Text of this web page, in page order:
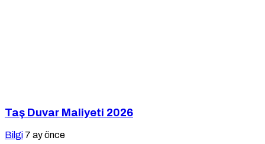
Taş Duvar Maliyeti 2026
Bilgi 7 ay önce